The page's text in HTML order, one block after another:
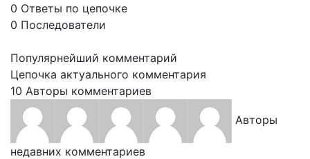
0 Ответы по цепочке
0 Последователи
Популярнейший комментарий
Цепочка актуального комментария
10 Авторы комментариев
Авторы
недавних комментариев